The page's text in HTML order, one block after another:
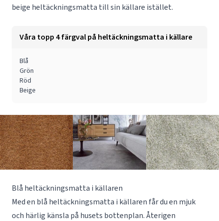
beige heltäckningsmatta till sin källare istället.
Våra topp 4 färgval på heltäckningsmatta i källare
Blå
Grön
Röd
Beige
Blå heltäckningsmatta i källaren
Med en blå heltäckningsmatta i källaren får du en mjuk
och härlig känsla på husets bottenplan. Återigen